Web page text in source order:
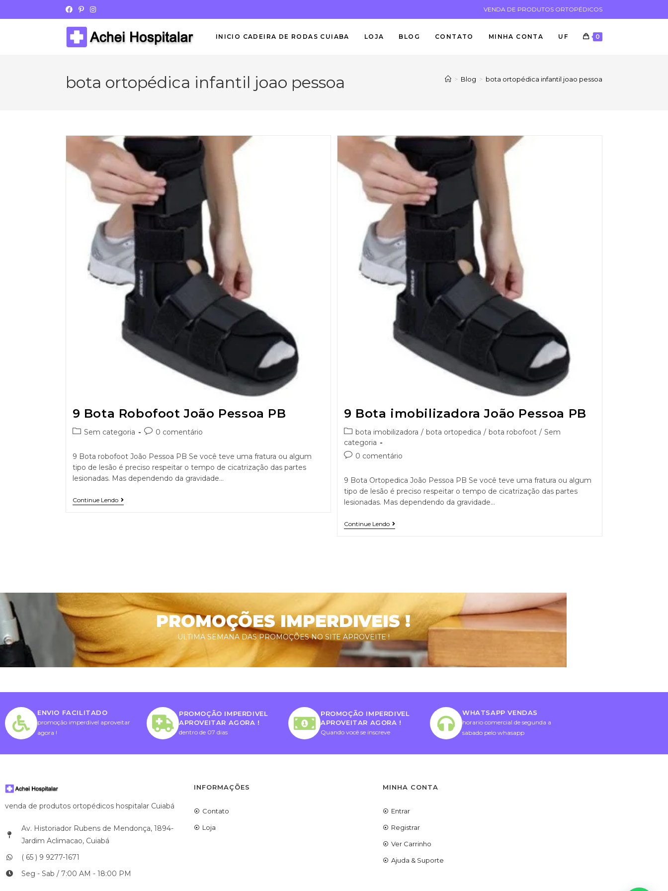
VENDA DE PRODUTOS ORTOPÉDICOS
INICIO CADEIRA DE RODAS CUIABA LOJA BLOG CONTATO MINHA CONTA UF 0
bota ortopédica infantil joao pessoa > Blog > bota ortopédica infantil joao pessoa
9 Bota Robofoot João Pessoa PB
Sem categoria 0 comentário
9 Bota robofoot João Pessoa PB Se você teve uma fratura ou algum
tipo de lesão é preciso respeitar o tempo de cicatrização das partes
lesionadas. Mas dependendo da gravidade…
Continue Lendo
9 Bota imobilizadora João Pessoa PB
bota imobilizadora / bota ortopedica / bota robofoot / Sem
categoria
0 comentário
9 Bota Ortopedica João Pessoa PB Se você teve uma fratura ou algum
tipo de lesão é preciso respeitar o tempo de cicatrização das partes
lesionadas. Mas dependendo da gravidade…
Continue Lendo
PROMOÇÕES IMPERDIVEIS !
ULTIMA SEMANA DAS PROMOÇÕES NO SITE APROVEITE !
ENVIO FACILITADO
promoção imperdivel aproveitar
agora !
PROMOÇÃO IMPERDIVEL
APROVEITAR AGORA !
dentro de 07 dias
PROMOÇÃO IMPERDIVEL
APROVEITAR AGORA !
Quando você se inscreve
WHATSAPP VENDAS
horario comercial de segunda a
sabado pelo whasapp
venda de produtos ortopédicos hospitalar Cuiabá
Av. Historiador Rubens de Mendonça, 1894-
Jardim Aclimacao, Cuiabá
( 65 ) 9 9277-1671
Seg - Sab / 7:00 AM - 18:00 PM
INFORMAÇÕES
Contato
Loja
MINHA CONTA
Entrar
Registrar
Ver Carrinho
Ajuda & Suporte